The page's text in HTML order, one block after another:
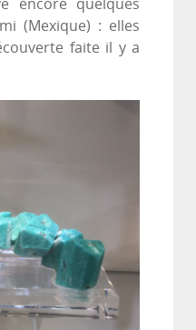
encore quelques
(Mexique) : elles
faite il y a